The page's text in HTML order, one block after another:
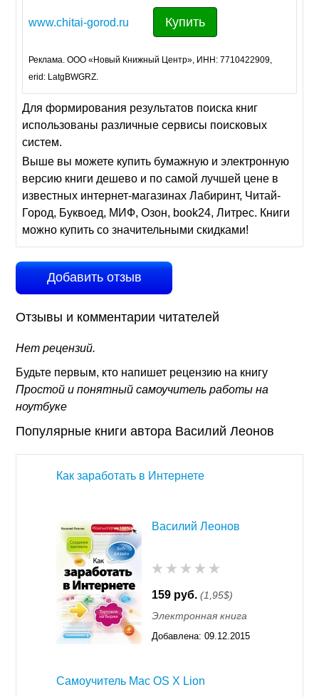
www.chitai-gorod.ru Купить
Реклама. ООО «Новый Книжный Центр», ИНН: 7710422909,
erid: LatgBWGRZ.
Для формирования результатов поиска книг
использованы различные сервисы поисковых
систем.
Выше вы можете купить бумажную и электронную
версию книги дешево и по самой лучшей цене в
известных интернет-магазинах Лабиринт, Читай-
Город, Буквоед, МИФ, Озон, book24, Литрес. Книги
можно купить со значительными скидками!
Добавить отзыв
Отзывы и комментарии читателей
Нет рецензий.
Будьте первым, кто напишет рецензию на книгу
Простой и понятный самоучитель работы на
ноутбуке
Популярные книги автора Василий Леонов
Как заработать в Интернете
Василий Леонов
159 руб. (1,95$)
Электронная книга
Добавлена: 09.12.2015
Самоучитель Mac OS X Lion